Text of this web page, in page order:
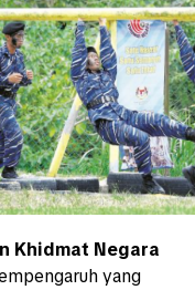
Khidmat Negara
yang